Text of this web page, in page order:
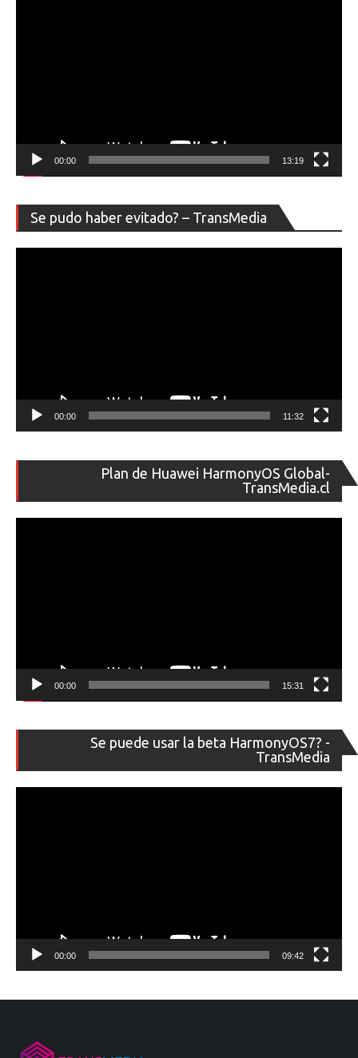
00:00 13:19
Se pudo haber evitado? – TransMedia
de
00:00 11:32
Plan de Huawei HarmonyOS Global-
TransMedia.cl
de
00:00 15:31
Se puede usar la beta HarmonyOS7? -
TransMedia
de
00:00 09:42